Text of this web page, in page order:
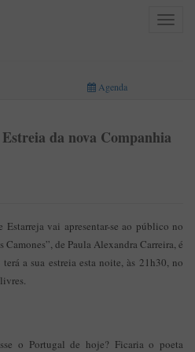
Toggle
Agenda
da nova Companhia
vai apresentar-se ao público no
de Paula Alexandra Carreira, é
a sua estreia esta noite, às 21h30, no
o Portugal de hoje? Ficaria o poeta